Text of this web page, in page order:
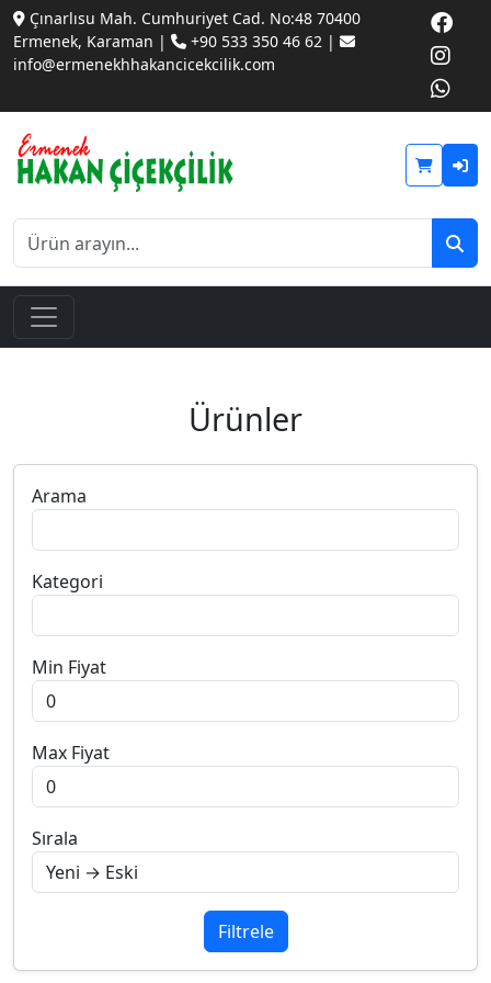
Çınarlısu Mah. Cumhuriyet Cad. No:48 70400
Ermenek, Karaman |
+90 533 350 46 62 |
info@ermenekhhakancicekcilik.com
Ürünler
Arama
Kategori
Min Fiyat
Max Fiyat
Sırala
Filtrele